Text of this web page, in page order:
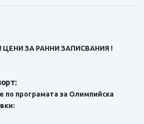
ЦЕНИ ЗА РАННИ ЗАПИСВАНИЯ !
по програмата за Олимпийска